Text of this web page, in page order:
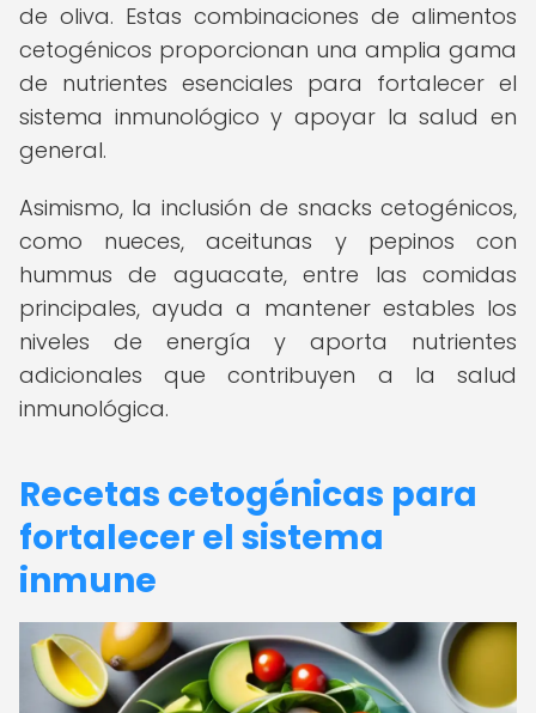
de oliva. Estas combinaciones de alimentos
cetogénicos proporcionan una amplia gama
de nutrientes esenciales para fortalecer el
sistema inmunológico y apoyar la salud en
general.
Asimismo, la inclusión de snacks cetogénicos,
como nueces, aceitunas y pepinos con
hummus de aguacate, entre las comidas
principales, ayuda a mantener estables los
niveles de energía y aporta nutrientes
adicionales que contribuyen a la salud
inmunológica.
Recetas cetogénicas para
fortalecer el sistema
inmune